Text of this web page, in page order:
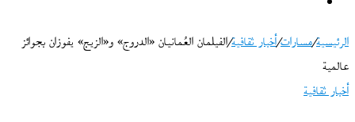
الرئيسية/مسارات/أخبار ثقافية/الفيلمان العُمانيان «الدروج» و«الزيج» يفوزان بجوائز
عالمية
أخبار ثقافية